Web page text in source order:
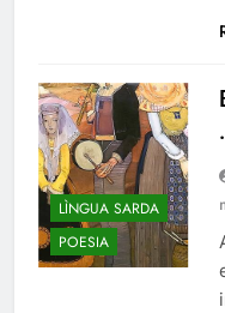
LÌNGUA SARDA
POESIA